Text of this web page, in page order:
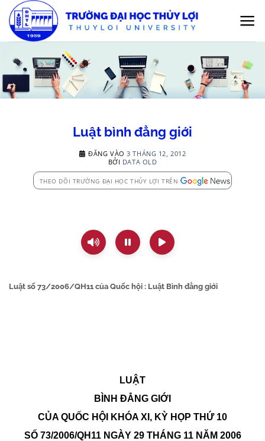
qua
nội
Luật bình đẳng giới
ĐĂNG VÀO3 THÁNG 12, 2012
BỞI DATA OLD
THEO DÕI TRƯỜNG ĐẠI HỌC THỦY LỢI TRÊN
Luật số 73/2006/QH11 của Quốc hội : Luật Bình đẳng giới
LUẬT
BÌNH ĐẲNG GIỚI
CỦA QUỐC HỘI KHÓA XI, KỲ HỌP THỨ 10
SỐ 73/2006/QH11 NGÀY 29 THÁNG 11 NĂM 2006